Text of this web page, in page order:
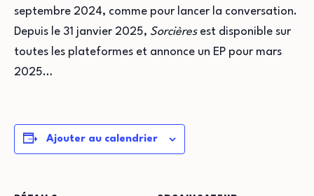
septembre 2024, comme pour lancer la conversation.
Depuis le 31 janvier 2025, Sorcièresest disponible sur
toutes les plateformes et annonce un EP pour mars
2025…
Ajouter au calendrier